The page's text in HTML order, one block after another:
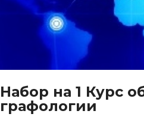
Набор на 1 Курс
графологии